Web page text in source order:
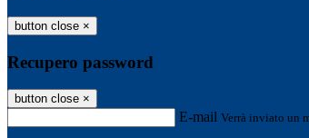
button close ×
Recupero password
button close ×
E-mail Verrà inviato un